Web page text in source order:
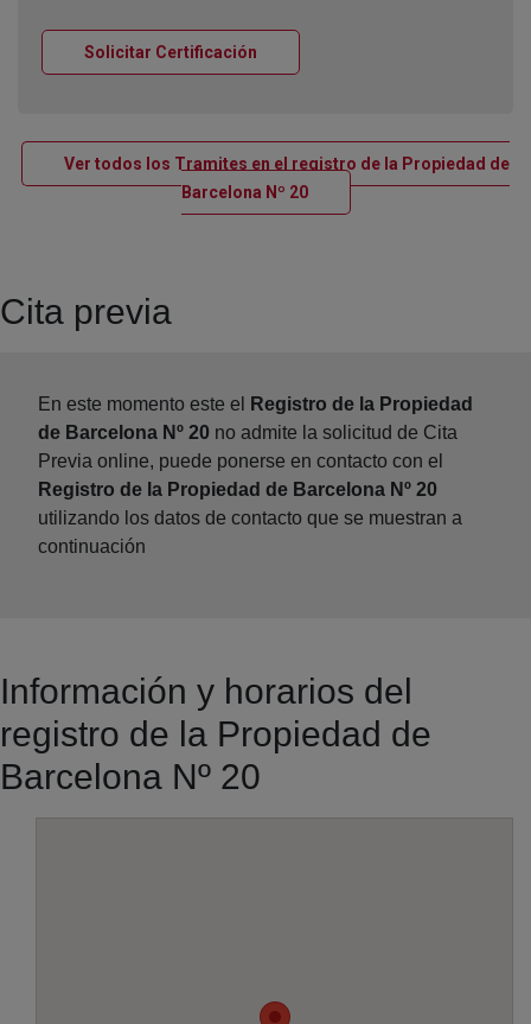
Solicitar Certificación
Ver todos los Tramites en el registro de la Propiedad de
Barcelona Nº 20Ventana nueva
Cita previa
En este momento este el
Registro de la Propiedad
de Barcelona Nº 20 no admite la solicitud de Cita
Previa online, puede ponerse en contacto con el
Registro de la Propiedad de Barcelona Nº 20
utilizando los datos de contacto que se muestran a
continuación
Información y horarios del
registro de la Propiedad de
Barcelona Nº 20